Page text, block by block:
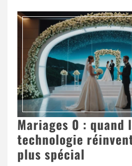
Mariages 0 : quand
technologie
plus spécial